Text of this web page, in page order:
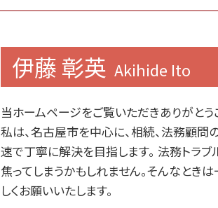
伊藤 彰英 Akihide Ito
当ホームページをご覧いただきありがとう
私は、名古屋市を中心に、相続、法務顧問
速で丁寧に解決を目指します。 法務トラブ
焦ってしまうかもしれません。そんなとき
しくお願いいたします。